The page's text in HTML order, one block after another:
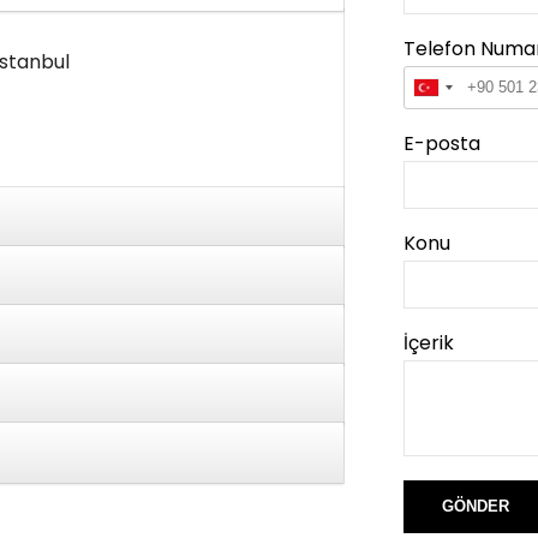
Telefon
E-posta
Konu
İçerik
GÖNDER